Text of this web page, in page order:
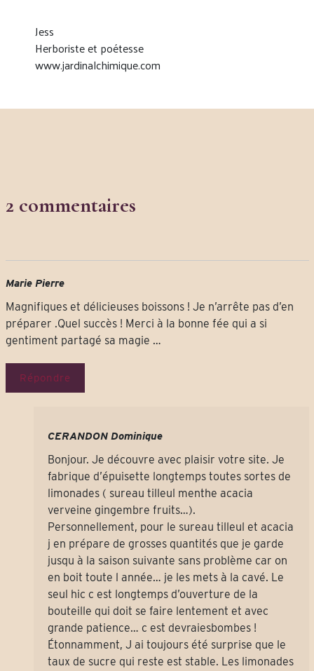
Jess
Herboriste et poétesse
www.jardinalchimique.com
2 commentaires
Marie Pierre
Magnifiques et délicieuses boissons ! Je n’arrête pas d’en
préparer .Quel succès ! Merci à la bonne fée qui a si
gentiment partagé sa magie …
Répondre
CERANDON Dominique
Bonjour. Je découvre avec plaisir votre site. Je
fabrique d’épuisette longtemps toutes sortes de
limonades ( sureau tilleul menthe acacia
verveine gingembre fruits…).
Personnellement, pour le sureau tilleul et acacia
j en prépare de grosses quantités que je garde
jusqu à la saison suivante sans problème car on
en boit toute l année… je les mets à la cavé. Le
seul hic c est longtemps d’ouverture de la
bouteille qui doit se faire lentement et avec
grande patience… c est devraiesbombes !
Étonnamment, J ai toujours été surprise que le
taux de sucre qui reste est stable. Les limonades